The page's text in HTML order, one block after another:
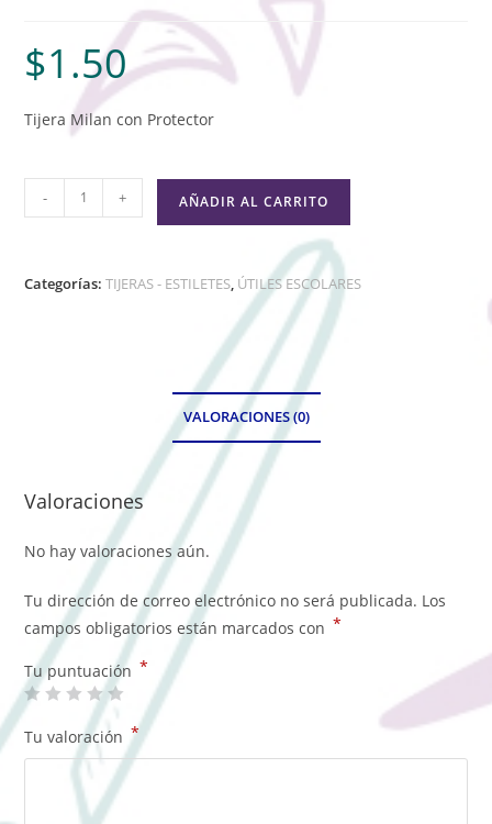
$1.50
Tijera Milan con Protector
- + AÑADIR AL CARRITO
Categorías:TIJERAS - ESTILETES, ÚTILES ESCOLARES
VALORACIONES (0)
Valoraciones
No hay valoraciones aún.
Tu dirección de correo electrónico no será publicada. Los
campos obligatorios están marcados con *
Tu puntuación *
Tu valoración *